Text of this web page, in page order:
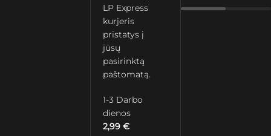
LP Express
kurjeris
pristatys į
jūsų
pasirinktą
paštomatą.
1-3 Darbo
dienos
2,99€